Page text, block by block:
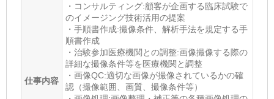
仕事内容
・コンサルティング:顧客が企画する臨床試験で
のイメージング技術活用の提案
・手順書作成:撮像条件、解析手法を規定する手
順書作成
・治験参加医療機関との調整:画像撮像する際の
詳細な撮像条件等を医療機関と調整
・画像QC:適切な画像が撮像されているかの確
認（撮像範囲、画質、撮像条件等）